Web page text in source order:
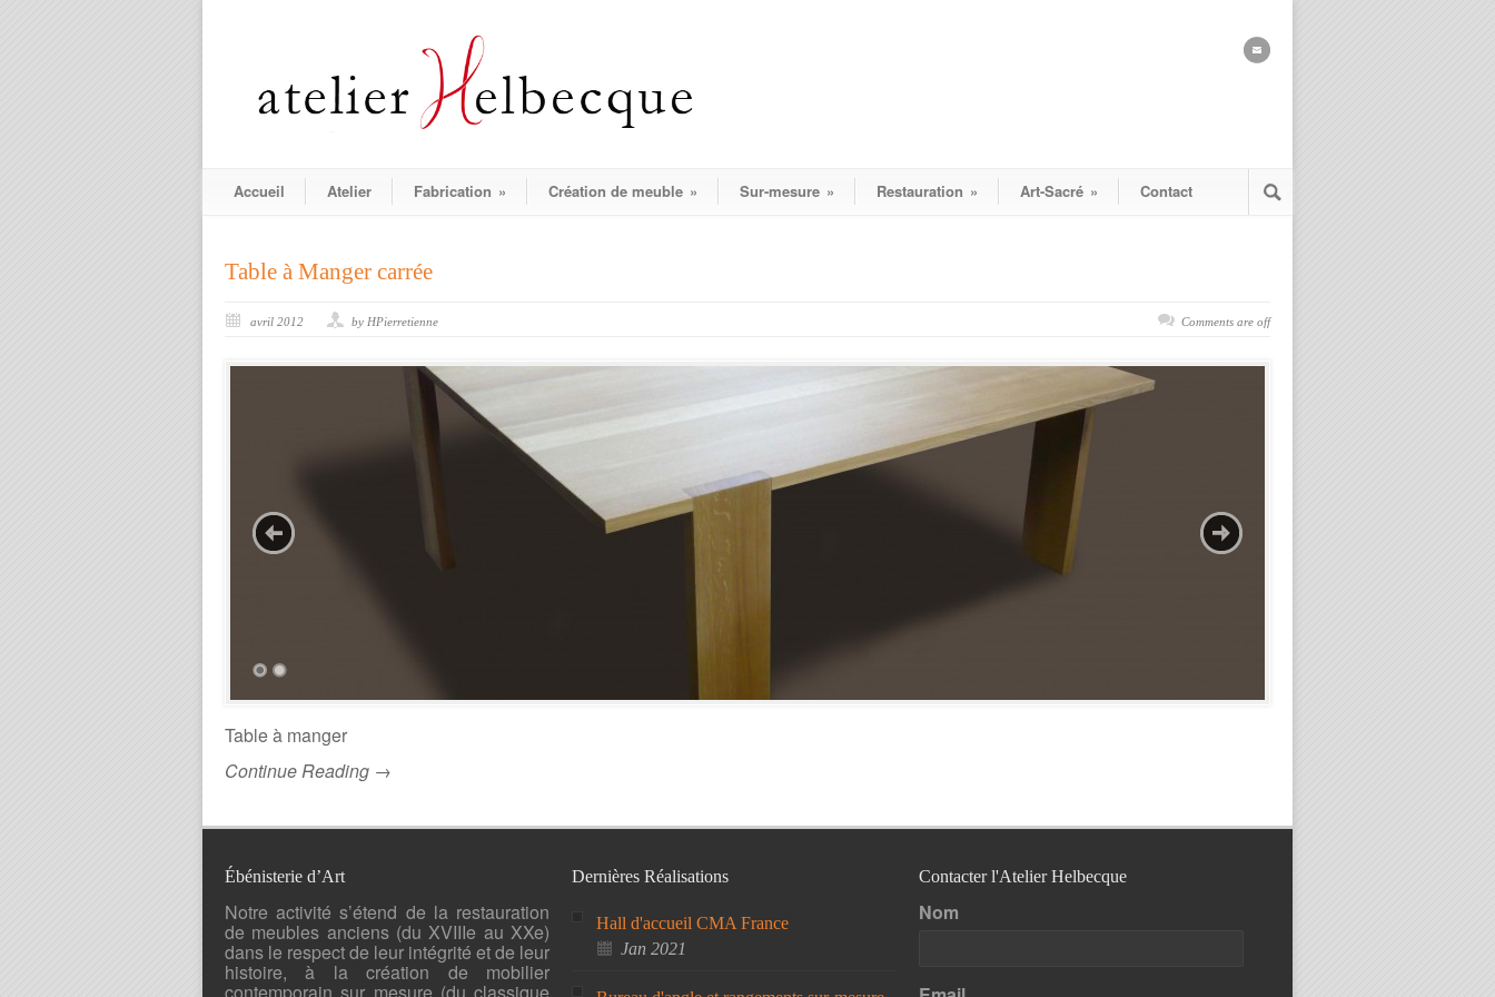
Accueil Atelier Fabrication » Création de meuble » Sur-mesure » Restauration » Art-Sacré » Contact
Table à Manger carrée
avril 2012 by HPierretienne Comments are off
Table à manger
Continue Reading →
Ébénisterie d’Art
Notre activité s’étend de la restauration
de meubles anciens (du XVIIIe au XXe)
dans le respect de leur intégrité et de leur
histoire, à la création de mobilier
contemporain sur mesure (du classique
Dernières Réalisations
Hall d'accueil CMA France
Jan 2021
Contacter l'Atelier Helbecque
Nom